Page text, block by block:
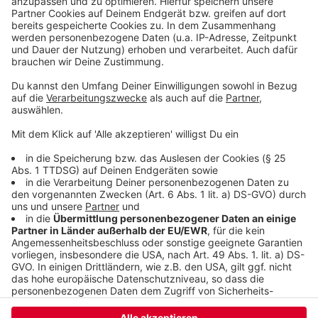
einzubetten. Dieser Service kann
Daten zu Ihren Aktivitäten
sammeln. Bitte lesen Sie die
Details durch und stimmen Sie der
Video anzusehen.
Akzeptieren
powered byUsercentrics Consent
Management Platform
Nina Chuba - Mangos mit Chili (Official Music Video)
Anzeige
Anzeige